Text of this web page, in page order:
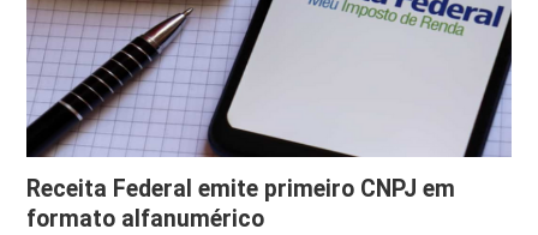
Receita Federal emite primeiro CNPJ em
formato alfanumérico